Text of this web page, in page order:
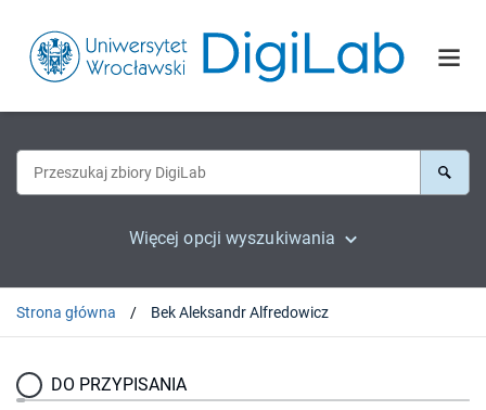
Więcej opcji wyszukiwania
Strona główna Bek Aleksandr Alfredowicz
DO PRZYPISANIA